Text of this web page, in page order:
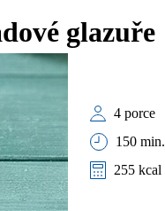
glazuře
4 porce
150 min.
255 kcal